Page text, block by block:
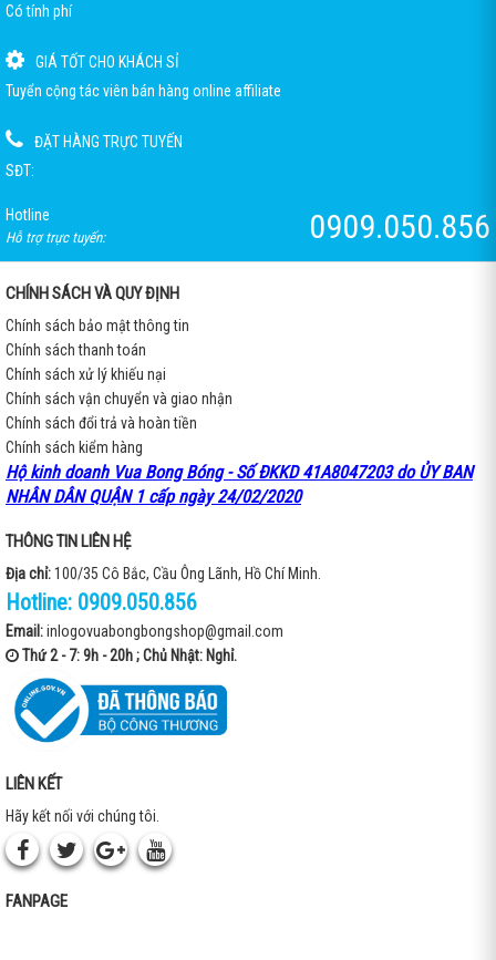
Có tính phí
GIÁ TỐT CHO KHÁCH SỈ
Tuyển cộng tác viên bán hàng online affiliate
ĐẶT HÀNG TRỰC TUYẾN
SĐT:
Hotline
Hỗ trợ trực tuyến: 0909.050.856
CHÍNH SÁCH VÀ QUY ĐỊNH
Chính sách bảo mật thông tin
Chính sách thanh toán
Chính sách xử lý khiếu nại
Chính sách vận chuyển và giao nhận
Chính sách đổi trả và hoàn tiền
Chính sách kiểm hàng
Hộ kinh doanh Vua Bong Bóng - Số ĐKKD 41A8047203 do ỦY BAN
NHÂN DÂN QUẬN 1 cấp ngày 24/02/2020
THÔNG TIN LIÊN HỆ
Địa chỉ:100/35 Cô Bắc, Cầu Ông Lãnh, Hồ Chí Minh.
Hotline: 0909.050.856
Email:inlogovuabongbongshop@gmail.com
Thứ 2 - 7: 9h - 20h ; Chủ Nhật: Nghỉ.
LIÊN KẾT
Hãy kết nối với chúng tôi.
FANPAGE